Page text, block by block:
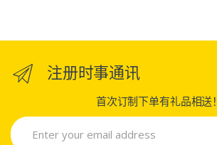
注册时事通讯
首次订制下单有礼品相送！